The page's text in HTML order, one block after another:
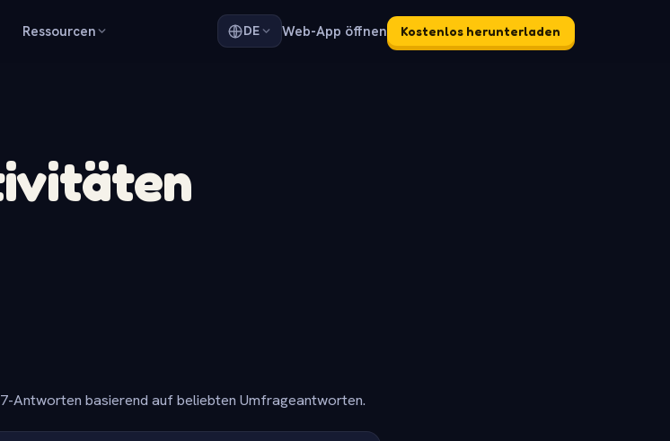
Ressourcen DE Web-App öffnen Kostenlos herunterladen
Antworten basierend auf beliebten Umfrageantworten.